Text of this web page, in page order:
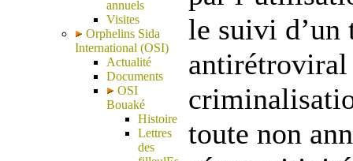
annuels
Visites
Orphelins Sida
International (OSI)
Actualité
Documents
OSI
Bouaké
Histoire
Lettres
des
le suivi d’un
toute non